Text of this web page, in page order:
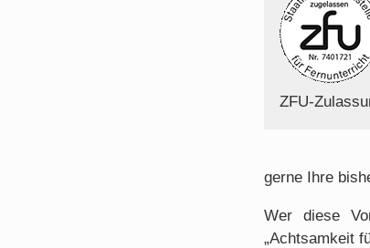
ZFU-
gerne Ihre
Wer diese
„Achtsamkeit